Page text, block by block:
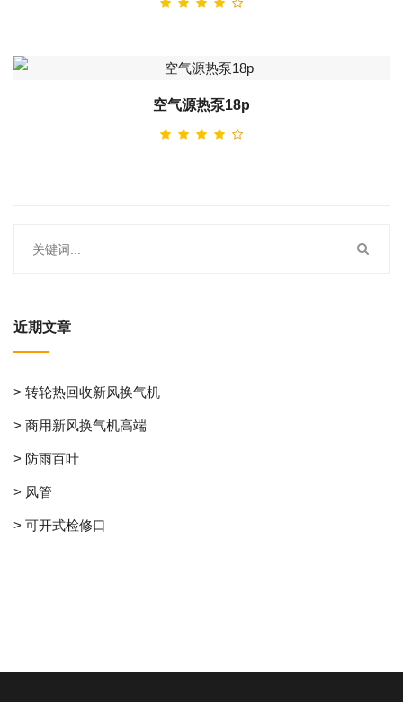
空气源热泵18p
近期文章
> 转轮热回收新风换气机
> 商用新风换气机高端
> 防雨百叶
> 风管
> 可开式检修口